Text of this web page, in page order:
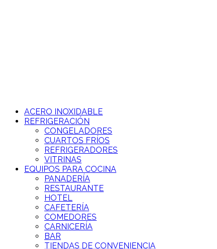
ACERO INOXIDABLE
REFRIGERACIÓN
CONGELADORES
CUARTOS FRÍOS
REFRIGERADORES
VITRINAS
EQUIPOS PARA COCINA
PANADERÍA
RESTAURANTE
HOTEL
CAFETERÍA
COMEDORES
CARNICERÍA
BAR
TIENDAS DE CONVENIENCIA